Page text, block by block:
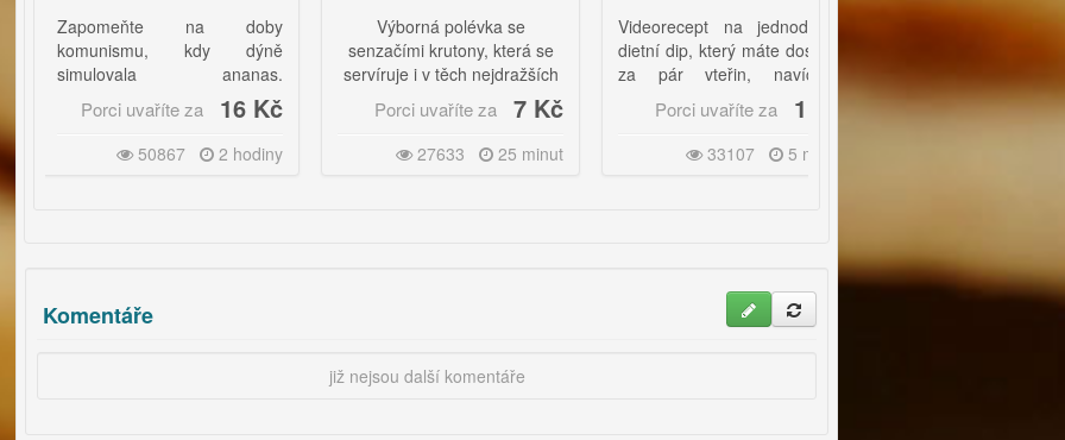
na doby
kdy dýně
ananas.
na ozdobu dortů, ale i
pohárů a k přímé
|
dýni dostanete, nebo
senzační je na
Porci uvaříte za 16 Kč
2 hodiny
Výborná polévka se
senzačími krutony, která se
servíruje i v těch nejdražších
Porci uvaříte za 7 Kč
25 minut
Videorecept na jednoduchý
dietní dip, který máte doslova
za pár vteřin, navíc s
kontrolou, co vše obsahuje.
Porci uvaříte za 1 Kč
5 minut
Kdo to neochutnal tak netuší
jaká je to lahůdka! Můžeme si
také podle své fantazie
zaexpedimentovat s přidáním
Porci uvaříte za 2 Kč
Komentáře
již nejsou další komentáře